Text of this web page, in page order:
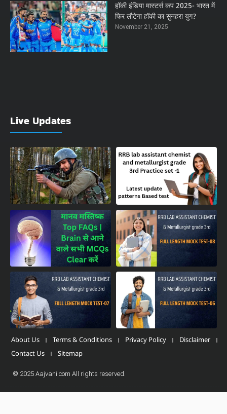
हॉकी इंडिया मास्टर्स कप 2025- भारत में
फिर लौटेगा हॉकी का सुनहरा युग?
November 21, 2025
Live Updates
About Us Terms & Conditions Privacy Policy
Disclaimer
Contact Us
Sitemap
© 2025 Aajvani.com All rights reserved.